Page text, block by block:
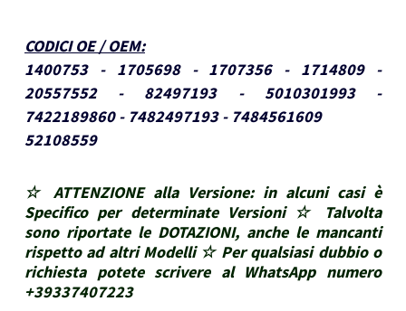
CODICI OE / OEM:
1400753 - 1705698 - 1707356 - 1714809 -
20557552 - 82497193 - 5010301993 -
7422189860 - 7482497193 - 7484561609
52108559
☆ ATTENZIONE alla Versione: in alcuni casi è
Specifico per determinate Versioni ☆ Talvolta
sono riportate le DOTAZIONI, anche le mancanti
rispetto ad altri Modelli ☆ Per qualsiasi dubbio o
richiesta potete scrivere al WhatsApp numero
+39337407223